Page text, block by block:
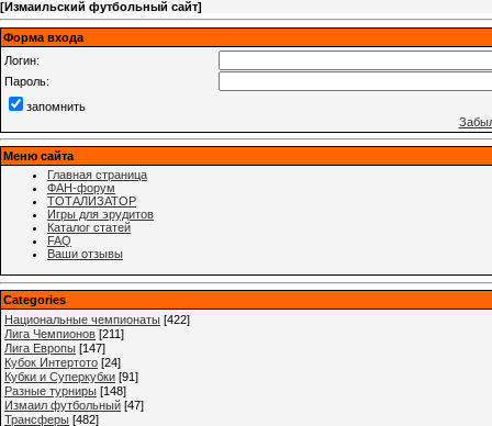
[Измаильский футбольный сайт]
Форма входа
Логин:
Пароль:
запомнить
Меню сайта
Главная страница
ФАН-форум
ТОТАЛИЗАТОР
Игры для эрудитов
Каталог статей
FAQ
Ваши отзывы
Categories
Национальные чемпионаты [422]
Лига Чемпионов [211]
Лига Европы [147]
Кубок Интертото [24]
Кубки и Суперкубки [91]
Разные турниры [148]
Измаил футбольный [47]
Трансферы [482]